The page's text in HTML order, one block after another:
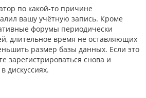
по какой-то причине
вашу учётную запись. Кроме
форумы периодически
длительное время не оставляющих
размер базы данных. Если это
зарегистрироваться снова и
дискуссиях.